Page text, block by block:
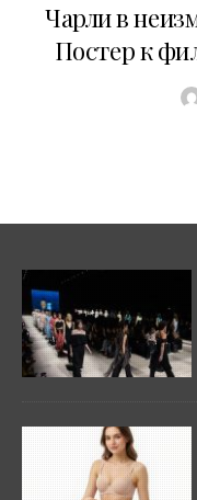
Чарли в
Постер к